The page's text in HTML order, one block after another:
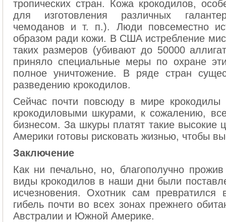
тропических стран. Кожа крокодилов,
для изготовления различных
чемоданов и т. п.). Люди повсеместно
образом ради кожи. В США истребление
таких размеров (убивают до 50000
приняло специальные меры по охране
полное уничтожение. В ряде стран
разведению крокодилов.
Сейчас почти повсюду в мире крокодилы
крокодиловыми шкурами, к сожалению,
бизнесом. За шкуры платят такие
Америки готовы рисковать жизнью, чтобы
Заключение
Как ни печально, но, благополучно
виды крокодилов в наши дни были
исчезновения. Охотник сам
гибель почти во всех зонах прежнего
Австралии и Южной Америке.